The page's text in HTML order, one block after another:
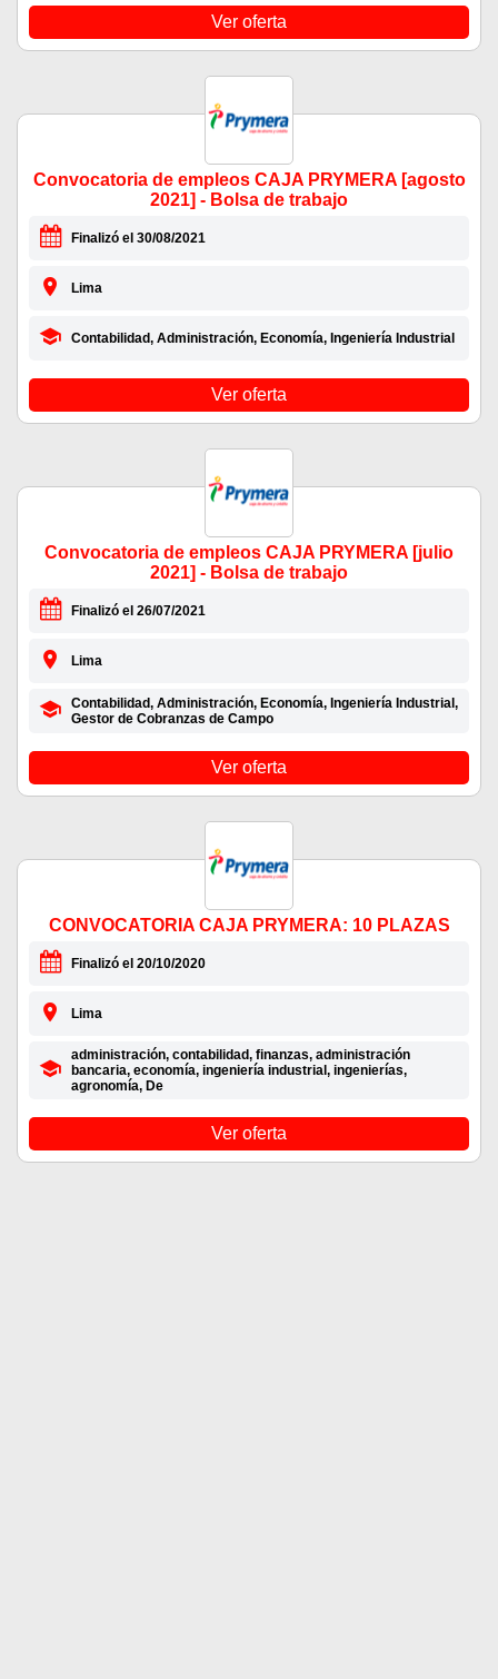
Ver oferta
Convocatoria de empleos CAJA PRYMERA [agosto
2021] - Bolsa de trabajo
Finalizó el 30/08/2021
Lima
Contabilidad, Administración, Economía, Ingeniería Industrial
Ver oferta
Convocatoria de empleos CAJA PRYMERA [julio
2021] - Bolsa de trabajo
Finalizó el 26/07/2021
Lima
Contabilidad, Administración, Economía, Ingeniería Industrial,
Gestor de Cobranzas de Campo
Ver oferta
CONVOCATORIA CAJA PRYMERA: 10 PLAZAS
Finalizó el 20/10/2020
Lima
administración, contabilidad, finanzas, administración
bancaria, economía, ingeniería industrial, ingenierías,
agronomía, De
Ver oferta